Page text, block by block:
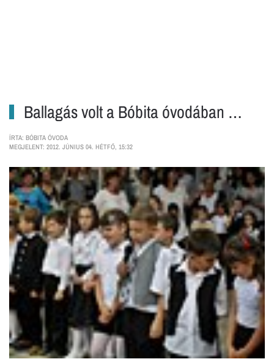
Ballagás volt a Bóbita óvodában …
ÍRTA: BÓBITA ÓVODA
MEGJELENT: 2012. JÚNIUS 04. HÉTFŐ, 15:32